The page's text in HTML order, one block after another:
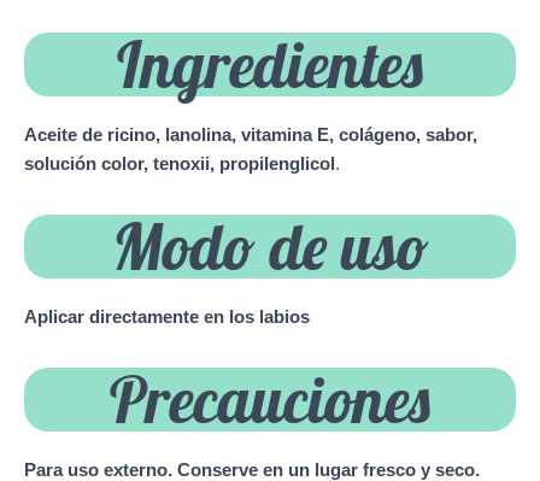
Ingredientes
Aceite de ricino, lanolina, vitamina E, colágeno, sabor,
solución color, tenoxii, propilenglicol.
Modo de uso
Aplicar directamente en los labios
Precauciones
Para uso externo. Conserve en un lugar fresco y seco.